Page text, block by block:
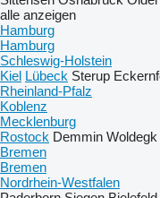
alle anzeigen
Hamburg
Hamburg
Schleswig-Holstein
Kiel Lübeck Sterup
Rheinland-Pfalz
Koblenz
Mecklenburg
Rostock Demmin Woldegk
Bremen
Bremen
Nordrhein-Westfalen